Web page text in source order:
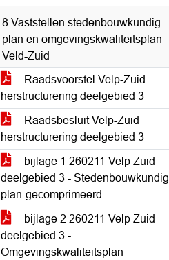
8 Vaststellen stedenbouwkundig
plan en omgevingskwaliteitsplan
Veld-Zuid
Raadsvoorstel Velp-Zuid
herstructurering deelgebied 3
Raadsbesluit Velp-Zuid
herstructurering deelgebied 3
bijlage 1 260211 Velp Zuid
deelgebied 3 - Stedenbouwkundig
plan-gecomprimeerd
bijlage 2 260211 Velp Zuid
deelgebied 3 -
Omgevingskwaliteitsplan